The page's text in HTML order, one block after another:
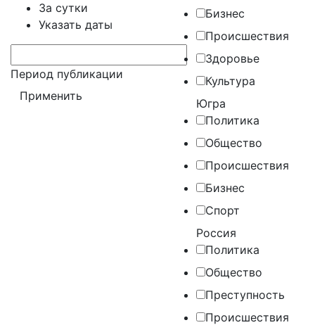
За сутки
Указать даты
Период публикации
Бизнес
Происшествия
Здоровье
Культура
Югра
Политика
Общество
Происшествия
Бизнес
Спорт
Россия
Политика
Общество
Преступность
Происшествия